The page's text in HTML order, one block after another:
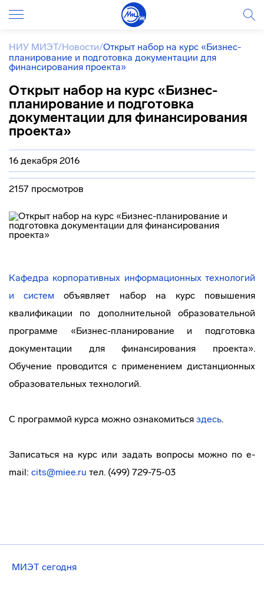
НИУ МИЭТ/Новости/Открыт набор на курс «Бизнес-
планирование и подготовка документации для
финансирования проекта»
Открыт набор на курс «Бизнес-
планирование и подготовка
документации для финансирования
проекта»
16 декабря 2016
2157 просмотров
Кафедра корпоративных информационных технологий
и систем объявляет набор на курс повышения
квалификации по дополнительной образовательной
программе «Бизнес-планирование и подготовка
документации для финансирования проекта».
Обучение проводится с применением дистанционных
образовательных технологий.
С программой курса можно ознакомиться здесь.
Записаться на курс или задать вопросы можно по e-
mail: cits@miee.ru тел. (499) 729-75-03
МИЭТ сегодня